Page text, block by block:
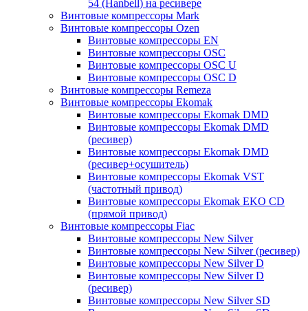
54 (Hanbell) на ресивере
Винтовые компрессоры Mark
Винтовые компрессоры Ozen
Винтовые компрессоры EN
Винтовые компрессоры OSC
Винтовые компрессоры OSC U
Винтовые компрессоры OSC D
Винтовые компрессоры Remeza
Винтовые компрессоры Ekomak
Винтовые компрессоры Ekomak DMD
Винтовые компрессоры Ekomak DMD
(ресивер)
Винтовые компрессоры Ekomak DMD
(ресивер+осушитель)
Винтовые компрессоры Ekomak VST
(частотный привод)
Винтовые компрессоры Ekomak EKO CD
(прямой привод)
Винтовые компрессоры Fiac
Винтовые компрессоры New Silver
Винтовые компрессоры New Silver (ресивер)
Винтовые компрессоры New Silver D
Винтовые компрессоры New Silver D
(ресивер)
Винтовые компрессоры New Silver SD